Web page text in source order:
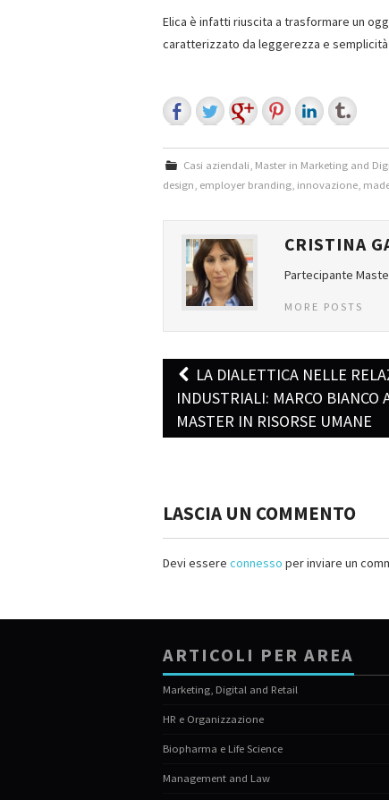
Elica è infatti riuscita a trasformare un
caratterizzato da leggerezza e semplicità
Casi aziendali, Master in Marketing and
design, employer branding, innovazione,
CRISTINA
Partecipante
MORE POSTS
Post navigation
LA DIALETTICA NELLE
INDUSTRIALI: MARCO BIANCO
MASTER IN RISORSE UMANE
LASCIA UN COMMENTO
Devi essere connesso per inviare un
ARTICOLI PER AREA
Marketing, Digital and Retail
HR e Organizzazione
Biopharma e Life Science
Management and Law